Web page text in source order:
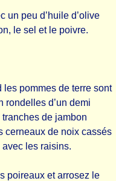
un peu d’huile d’olive
le sel et le poivre.
les pommes de terre sont
rondelles d’un demi
de jambon
cerneaux de noix cassés
les raisins.
poireaux et arrosez le